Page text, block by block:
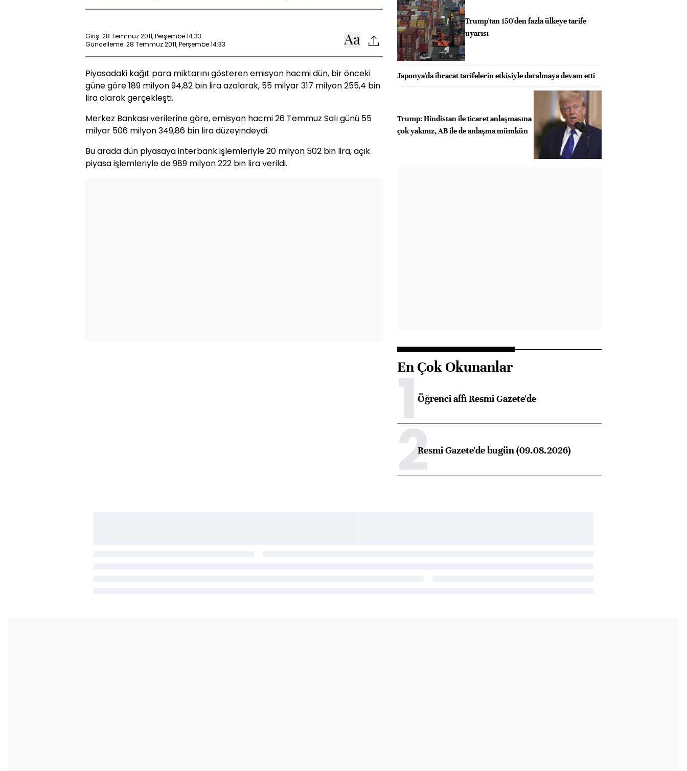
Giriş: 28 Temmuz 2011, Perşembe 14:33
Güncelleme: 28 Temmuz 2011, Perşembe 14:33
Piyasadaki kağıt para miktarını gösteren emisyon hacmi dün, bir önceki
güne göre 189 milyon 94,82 bin lira azalarak, 55 milyar 317 milyon 255,4 bin
lira olarak gerçekleşti.
Merkez Bankası verilerine göre, emisyon hacmi 26 Temmuz Salı günü 55
milyar 506 milyon 349,86 bin lira düzeyindeydi.
Bu arada dün piyasaya interbank işlemleriyle 20 milyon 502 bin lira, açık
piyasa işlemleriyle de 989 milyon 222 bin lira verildi.
Trump'tan 150'den fazla ülkeye tarife
uyarısı
Japonya'da ihracat tarifelerin etkisiyle daralmaya devam etti
Trump: Hindistan ile ticaret anlaşmasına
çok yakınız, AB ile de anlaşma mümkün
En Çok Okunanlar
1Öğrenci affı Resmi Gazete'de
2Resmi Gazete'de bugün (09.08.2026)